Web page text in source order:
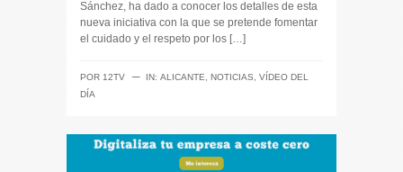
Sánchez, ha dado a conocer los detalles de esta
nueva iniciativa con la que se pretende fomentar
el cuidado y el respeto por los […]
POR 12TV ─ IN: ALICANTE, NOTICIAS, VÍDEO DEL
DÍA